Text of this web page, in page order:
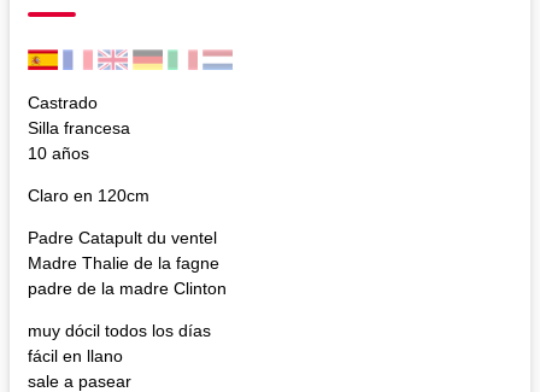
Castrado
Silla francesa
10 años
Claro en 120cm
Padre Catapult du ventel
Madre Thalie de la fagne
padre de la madre Clinton
muy dócil todos los días
fácil en llano
sale a pasear